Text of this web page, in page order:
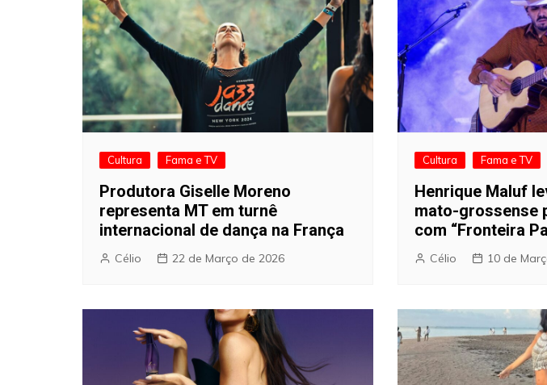
Cultura Fama e TV
Produtora Giselle Moreno
representa MT em turnê
internacional de dança na França
Célio 22 de Março de 2026
Cultura Fama e TV
Henrique Maluf
mato-grossense
com “Fronteira
Célio 10 de